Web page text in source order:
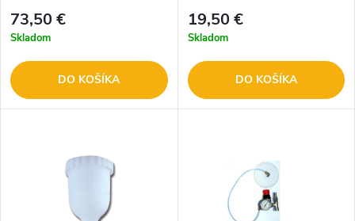
73,50 €
Skladom
DO KOŠÍKA
19,50 €
Skladom
DO KOŠÍKA